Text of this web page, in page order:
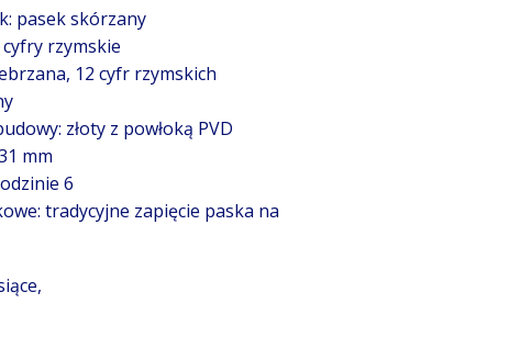
pasek skórzany
rzymskie
12 cyfr rzymskich
złoty z powłoką PVD
mm
6
tradycyjne zapięcie paska na